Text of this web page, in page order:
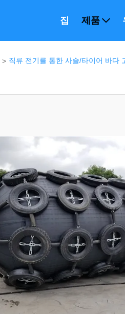
집 제품
> 직류 전기를 통한 사슬/타이어 바다